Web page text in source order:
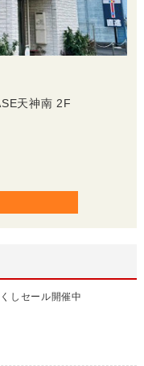
天神南 2F
しセール開催中